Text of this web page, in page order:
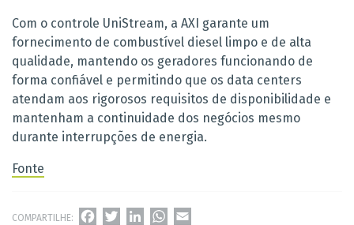
Com o controle UniStream, a AXI garante um
fornecimento de combustível diesel limpo e de alta
qualidade, mantendo os geradores funcionando de
forma confiável e permitindo que os data centers
atendam aos rigorosos requisitos de disponibilidade e
mantenham a continuidade dos negócios mesmo
durante interrupções de energia.
Fonte
COMPARTILHE: FACEBOOK
TWITTERLINKEDINWHATSAPP